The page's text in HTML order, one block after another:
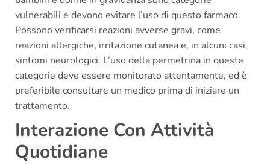
vulnerabili e devono evitare l’uso di questo farmaco.
Possono verificarsi reazioni avverse gravi, come
reazioni allergiche, irritazione cutanea e, in alcuni casi,
sintomi neurologici. L’uso della permetrina in queste
categorie deve essere monitorato attentamente, ed è
preferibile consultare un medico prima di iniziare un
trattamento.
Interazione Con Attività
Quotidiane